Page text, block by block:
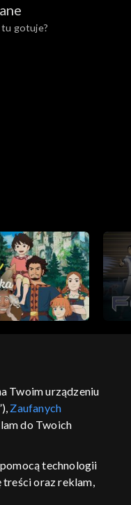
gotuje?
Twoim urządzeniu
Zaufanych
do Twoich
technologii
treści oraz reklam,